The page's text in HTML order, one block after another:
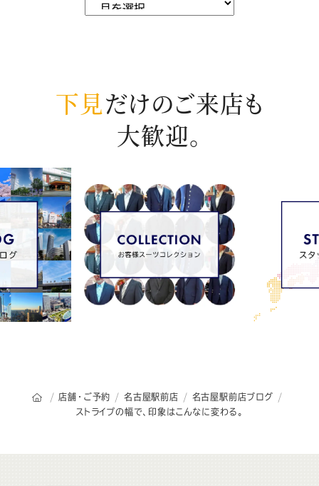
下見だけのご来店も
大歓迎。
オーダースーツSADAのトップページ
店舗・ご予約 名古屋駅前店
名古屋駅前店ブログ
ストライプの幅で、印象はこんなに変わる。